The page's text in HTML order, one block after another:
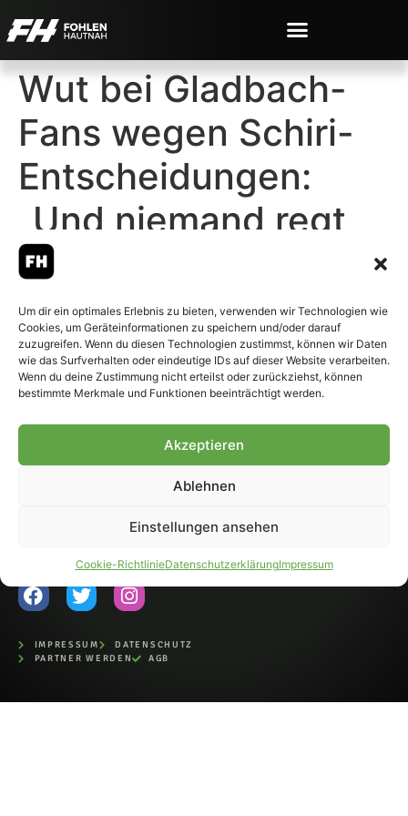
Um dir ein optimales Erlebnis zu bieten, verwenden wir Technologien wie
Cookies, um Geräteinformationen zu speichern und/oder darauf
zuzugreifen. Wenn du diesen Technologien zustimmst, können wir Daten
wie das Surfverhalten oder eindeutige IDs auf dieser Website verarbeiten.
Wenn du deine Zustimmung nicht erteilst oder zurückziehst, können
bestimmte Merkmale und Funktionen beeinträchtigt werden.
Akzeptieren
Ablehnen
Einstellungen ansehen
Cookie-RichtlinieDatenschutzerklärungImpressum
Wut bei Gladbach-
Fans wegen Schiri-
Entscheidungen:
„Und niemand regt
sich auf!“
© 2007-2026 Fohlen-Hautnah.de
– Alle rechte vorbehalten.
Fohlen-Hautnah.de ist ein
offiziell eingetragenes Magazin
bei der Deutschen
Nationalbibliothek (ISSN 1868-
auszugsweise, nur mit
IMPRESSUM
DATENSCHUTZ
PARTNER WERDEN
AGB